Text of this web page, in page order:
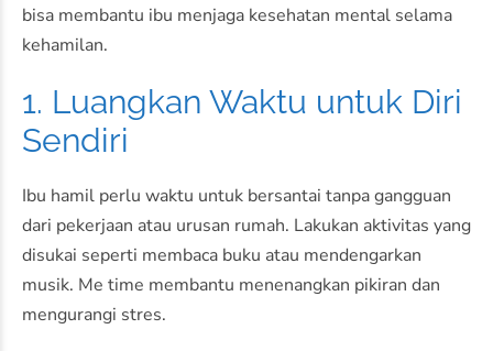
bisa membantu ibu menjaga kesehatan mental selama
kehamilan.
1. Luangkan Waktu untuk Diri
Sendiri
Ibu hamil perlu waktu untuk bersantai tanpa gangguan
dari pekerjaan atau urusan rumah. Lakukan aktivitas yang
disukai seperti membaca buku atau mendengarkan
musik. Me time membantu menenangkan pikiran dan
mengurangi stres.